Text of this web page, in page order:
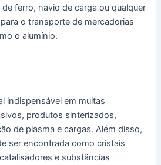
ferro, navio de carga ou qualquer
o transporte de mercadorias
o alumínio.
indispensável em muitas
produtos sinterizados,
de plasma e cargas. Além disso,
ser encontrada como cristais
e substâncias